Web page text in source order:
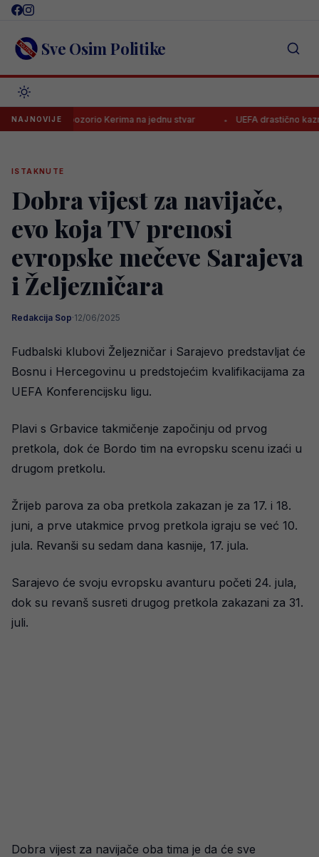
Skip
content Sve Osim Politike
NAJNOVIJE
upozorio Kerima na jednu stvar UEFA drastično kaznila
ISTAKNUTE
Dobra vijest za navijače,
evo koja TV prenosi
evropske mečeve Sarajeva
i Željezničara
Redakcija Sop·12/06/2025
Fudbalski klubovi Željezničar i Sarajevo predstavljat će
Bosnu i Hercegovinu u predstojećim kvalifikacijama za
UEFA Konferencijsku ligu.
Plavi s Grbavice takmičenje započinju od prvog
pretkola, dok će Bordo tim na evropsku scenu izaći u
drugom pretkolu.
Žrijeb parova za oba pretkola zakazan je za 17. i 18.
juni, a prve utakmice prvog pretkola igraju se već 10.
jula. Revanši su sedam dana kasnije, 17. jula.
Sarajevo će svoju evropsku avanturu početi 24. jula,
dok su revanš susreti drugog pretkola zakazani za 31.
juli.
Dobra vijest za navijače oba tima je da će sve